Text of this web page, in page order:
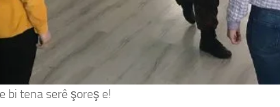
bi tena serê şoreş e!